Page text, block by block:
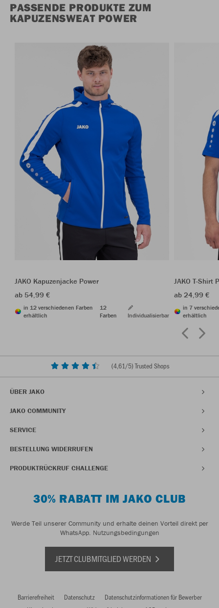
PASSENDE PRODUKTE ZUM
KAPUZENSWEAT POWER
JAKO Kapuzenjacke Power
ab 54,99 €
in 12 verschiedenen Farben
erhältlich
12
Farben
Individualisierbar
JAKO T-Shirt
ab 24,99 €
in 7
erhältlich
(4,61/5) Trusted Shops
ÜBER JAKO
JAKO COMMUNITY
SERVICE
BESTELLUNG WIDERRUFEN
PRODUKTRÜCKRUF CHALLENGE
30% RABATT IM JAKO CLUB
Werde Teil unserer Community und erhalte deinen Vorteil direkt per
WhatsApp. Nutzungsbedingungen
JETZT CLUBMITGLIED WERDEN
Barrierefreiheit Datenschutz
Datenschutzinformationen für Bewerber